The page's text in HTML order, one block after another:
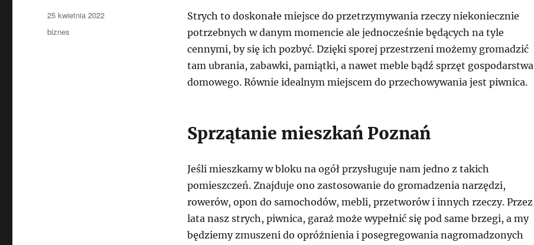
Strych to doskonałe miejsce do przetrzymywania rzeczy niekoniecznie
potrzebnych w danym momencie ale jednocześnie będących na tyle
cennymi, by się ich pozbyć. Dzięki sporej przestrzeni możemy gromadzić
tam ubrania, zabawki, pamiątki, a nawet meble bądź sprzęt gospodarstwa
domowego. Równie idealnym miejscem do przechowywania jest piwnica.
Sprzątanie mieszkań Poznań
Jeśli mieszkamy w bloku na ogół przysługuje nam jedno z takich
pomieszczeń. Znajduje ono zastosowanie do gromadzenia narzędzi,
rowerów, opon do samochodów, mebli, przetworów i innych rzeczy. Przez
lata nasz strych, piwnica, garaż może wypełnić się pod same brzegi, a my
będziemy zmuszeni do opróżnienia i posegregowania nagromadzonych
Data
publikacji
25 kwietnia 2022
Kategorie
biznes